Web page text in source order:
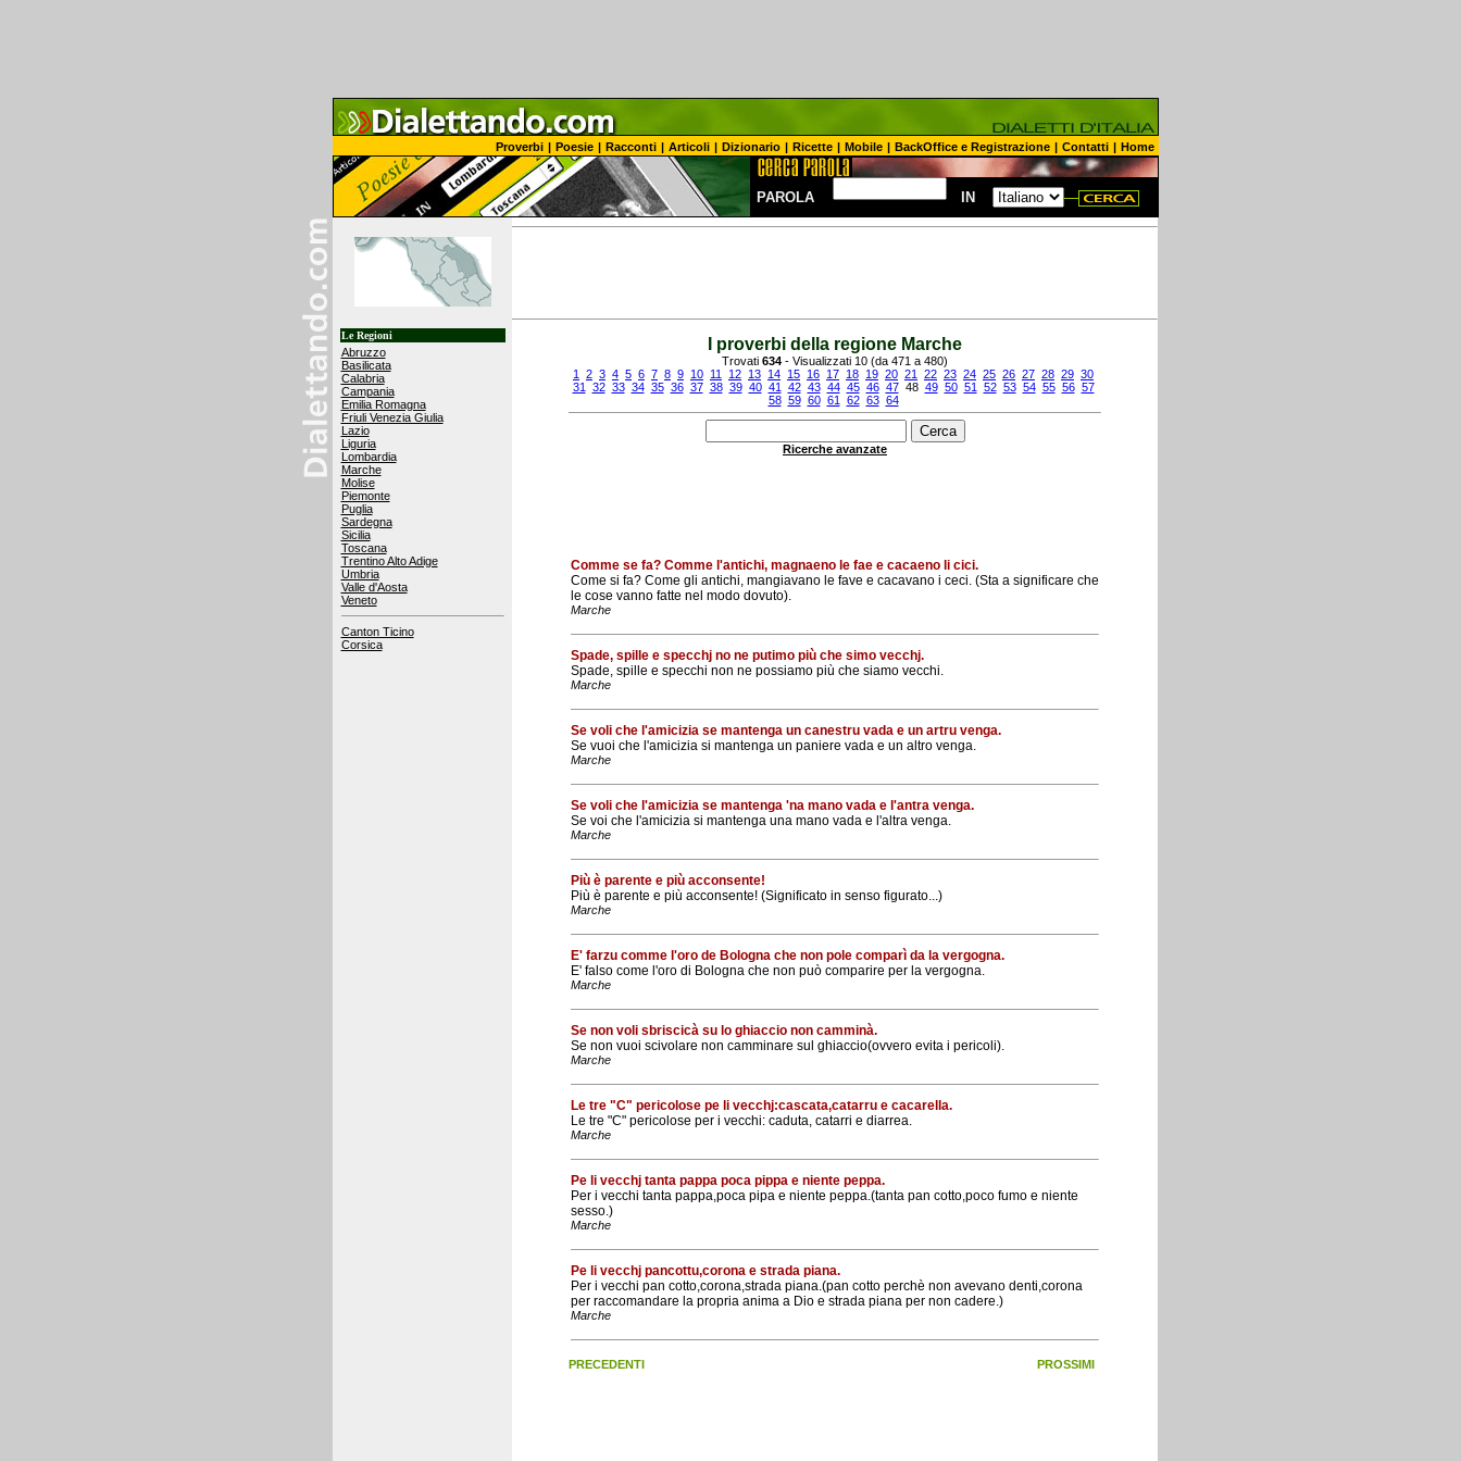
Proverbi | Poesie | Racconti | Articoli | Dizionario | Ricette | Mobile | BackOffice e Registrazione | Contatti | Home
PAROLA IN
Le Regioni
Abruzzo
Basilicata
Calabria
Campania
Emilia Romagna
Friuli Venezia Giulia
Lazio
Liguria
Lombardia
Marche
Molise
Piemonte
Puglia
Sardegna
Sicilia
Toscana
Trentino Alto Adige
Umbria
Valle d'Aosta
Veneto
Canton Ticino
Corsica
I proverbi della regione Marche
Trovati 634 - Visualizzati 10 (da 471 a 480)
1
2 3 4 5 6 7 8 9 10 11 12 13 14 15 16 17 18 19 20 21 22 23 24 25 26 27 28 29 30
31
32 33 34 35 36 37 38 39 40 41 42 43 44 45 46 47 48 49 50 51 52 53 54 55 56 57
58 59 60 61 62 63 64
Ricerche avanzate
Comme se fa? Comme l'antichi, magnaeno le fae e cacaeno li cici.
Come si fa? Come gli antichi, mangiavano le fave e cacavano i ceci. (Sta a significare che
le cose vanno fatte nel modo dovuto).
Marche
Spade, spille e specchj no ne putimo più che simo vecchj.
Spade, spille e specchi non ne possiamo più che siamo vecchi.
Marche
Se voli che l'amicizia se mantenga un canestru vada e un artru venga.
Se vuoi che l'amicizia si mantenga un paniere vada e un altro venga.
Marche
Se voli che l'amicizia se mantenga 'na mano vada e l'antra venga.
Se voi che l'amicizia si mantenga una mano vada e l'altra venga.
Marche
Più è parente e più acconsente!
Più è parente e più acconsente! (Significato in senso figurato...)
Marche
E' farzu comme l'oro de Bologna che non pole comparì da la vergogna.
E' falso come l'oro di Bologna che non può comparire per la vergogna.
Marche
Se non voli sbriscicà su lo ghiaccio non camminà.
Se non vuoi scivolare non camminare sul ghiaccio(ovvero evita i pericoli).
Marche
Le tre "C" pericolose pe li vecchj:cascata,catarru e cacarella.
Le tre "C" pericolose per i vecchi: caduta, catarri e diarrea.
Marche
Pe li vecchj tanta pappa poca pippa e niente peppa.
Per i vecchi tanta pappa,poca pipa e niente peppa.(tanta pan cotto,poco fumo e niente
sesso.)
Marche
Pe li vecchj pancottu,corona e strada piana.
Per i vecchi pan cotto,corona,strada piana.(pan cotto perchè non avevano denti,corona
per raccomandare la propria anima a Dio e strada piana per non cadere.)
Marche
PRECEDENTI PROSSIMI